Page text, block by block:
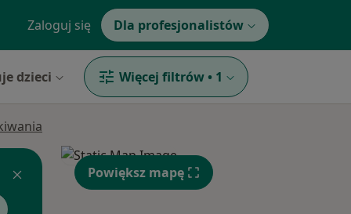
Zaloguj się Dla profesjonalistów
dzieci Więcej filtrów • 1
Powiększ mapę